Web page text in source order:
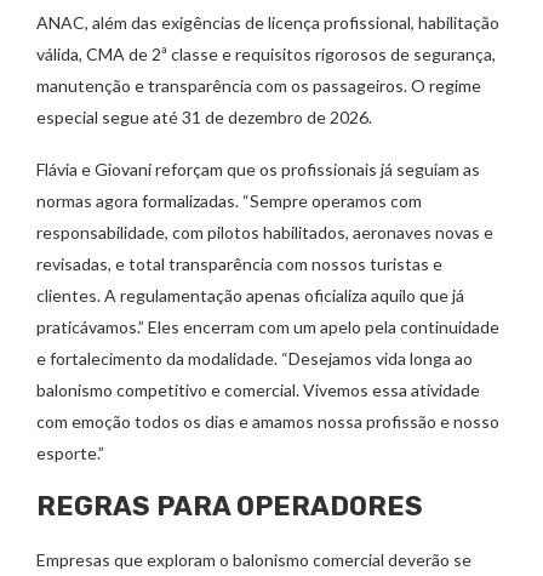
ANAC, além das exigências de licença profissional, habilitação
válida, CMA de 2ª classe e requisitos rigorosos de segurança,
manutenção e transparência com os passageiros. O regime
especial segue até 31 de dezembro de 2026.
Flávia e Giovani reforçam que os profissionais já seguiam as
normas agora formalizadas. “Sempre operamos com
responsabilidade, com pilotos habilitados, aeronaves novas e
revisadas, e total transparência com nossos turistas e
clientes. A regulamentação apenas oficializa aquilo que já
praticávamos.” Eles encerram com um apelo pela continuidade
e fortalecimento da modalidade. “Desejamos vida longa ao
balonismo competitivo e comercial. Vivemos essa atividade
com emoção todos os dias e amamos nossa profissão e nosso
esporte.”
REGRAS PARA OPERADORES
Empresas que exploram o balonismo comercial deverão se